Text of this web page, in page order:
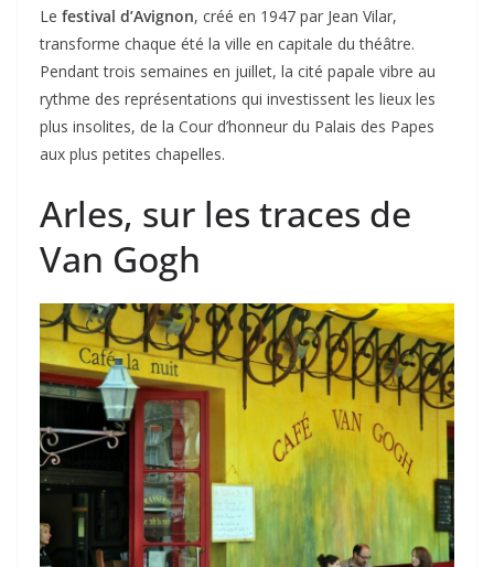
Le festival d’Avignon, créé en 1947 par Jean Vilar,
transforme chaque été la ville en capitale du théâtre.
Pendant trois semaines en juillet, la cité papale vibre au
rythme des représentations qui investissent les lieux les
plus insolites, de la Cour d’honneur du Palais des Papes
aux plus petites chapelles.
Arles, sur les traces de
Van Gogh